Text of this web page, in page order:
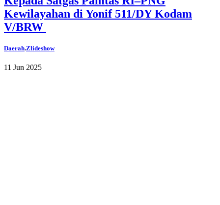
Kewilayahan di Yonif 511/DY Kodam
V/BRW
Daerah.Zlideshow
11 Jun 2025